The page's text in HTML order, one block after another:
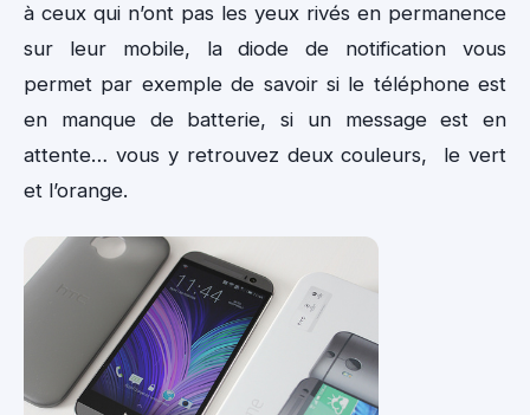
à ceux qui n’ont pas les yeux rivés en permanence
sur leur mobile, la diode de notification vous
permet par exemple de savoir si le téléphone est
en manque de batterie, si un message est en
attente… vous y retrouvez deux couleurs, le vert
et l’orange.